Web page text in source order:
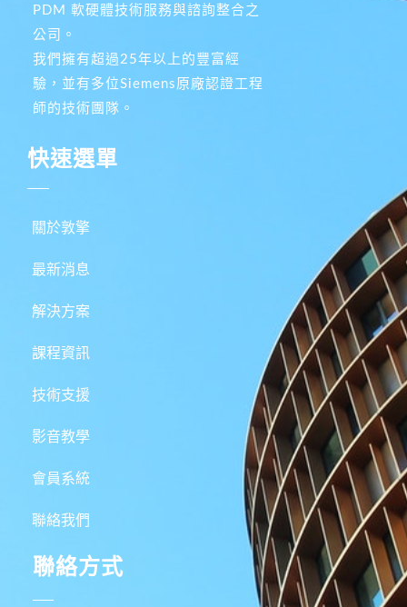
PDM 軟硬體技術服務與諮詢整合之
公司。
我們擁有超過25年以上的豐富經
驗，並有多位Siemens原廠認證工程
師的技術團隊。
快速選單
關於敦擎
最新消息
解決方案
課程資訊
技術支援
影音教學
會員系統
聯絡我們
聯絡方式